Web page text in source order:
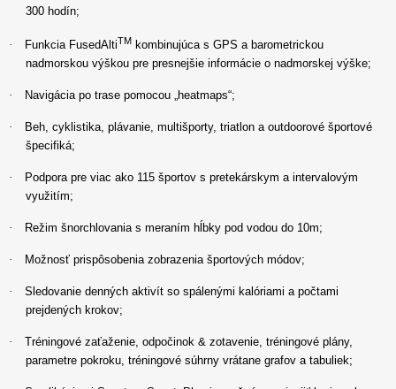
300 hodín;
· Funkcia FusedAltiTM kombinujúca s GPS a barometrickou
nadmorskou výškou pre presnejšie informácie o nadmorskej výške;
· Navigácia po trase pomocou „heatmaps“;
·
Beh, cyklistika, plávanie, multišporty, triatlon a outdoorové športové
špecifiká;
·
Podpora pre viac ako 115 športov s pretekárskym a intervalovým
využitím;
· Režim šnorchlovania s meraním hĺbky pod vodou do 10m;
· Možnosť prispôsobenia zobrazenia športových módov;
·
Sledovanie denných aktivít so spálenými kalóriami a počtami
prejdených krokov;
·
Tréningové zaťaženie, odpočinok & zotavenie, tréningové plány,
parametre pokroku, tréningové súhrny vrátane grafov a tabuliek;